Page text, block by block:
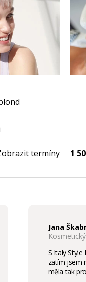
termíny 1
Jana
S Italy
zatím jsem
měla tak